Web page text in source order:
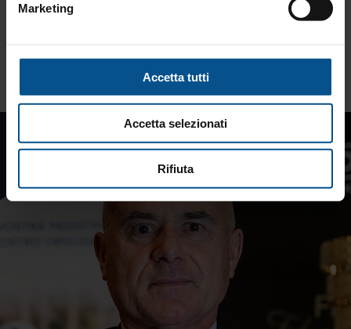
Marketing
Accetta tutti
Accetta selezionati
Rifiuta
Il patrimonio non è statico
un approccio circolare con il cliente per crescere nel tempo.